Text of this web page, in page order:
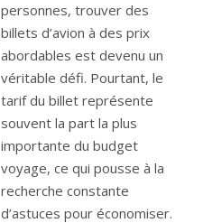
personnes, trouver des
billets d’avion à des prix
abordables est devenu un
véritable défi. Pourtant, le
tarif du billet représente
souvent la part la plus
importante du budget
voyage, ce qui pousse à la
recherche constante
d’astuces pour économiser.